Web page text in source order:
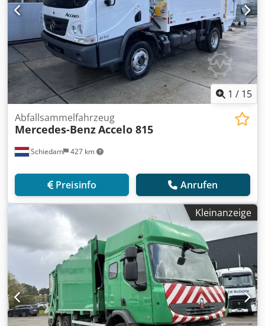
1 / 15
Schiedam 427 km
Abfallsammelfahrzeug
Mercedes-BenzAccelo 815
Preisinfo Anrufen
Kleinanzeige